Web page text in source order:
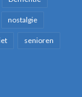
nostalgie
senioren